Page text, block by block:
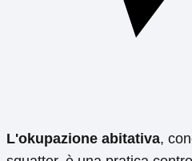
L'okupazione abitativa,